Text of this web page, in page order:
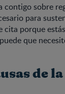
contigo sobre
para
cita porque
que
de